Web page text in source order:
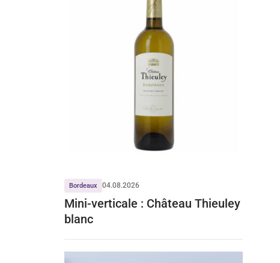
Bordeaux 04.08.2026
Mini-verticale : Château Thieuley
blanc